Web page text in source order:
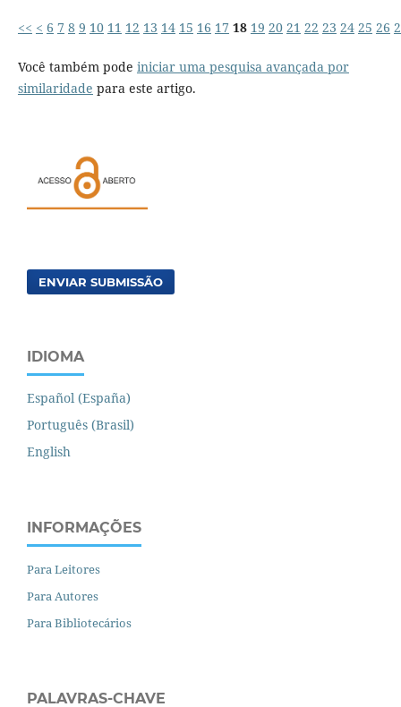
<< < 6 7 8 9 10 11 12 13 14 15 16 17 18 19 20 21 22 23 24 25 26
Você também pode iniciar uma pesquisa avançada por
similaridade para este artigo.
ENVIAR SUBMISSÃO
IDIOMA
Español (España)
Português (Brasil)
English
INFORMAÇÕES
Para Leitores
Para Autores
Para Bibliotecários
PALAVRAS-CHAVE